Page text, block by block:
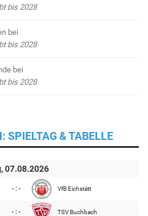
bis 2028
bei
bis 2028
bei
bis 2028
SPIELTAG & TABELLE
07.08.2026
- : - VfB Eichstätt
- : - TSV Buchbach